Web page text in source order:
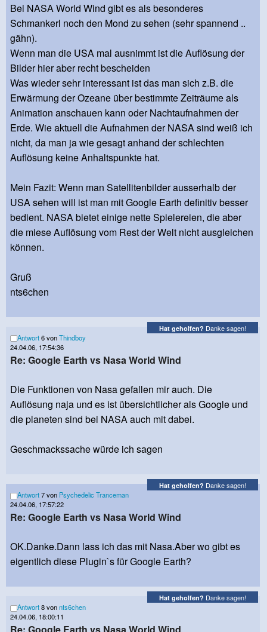
Bei NASA World Wind gibt es als besonderes
Schmankerl noch den Mond zu sehen (sehr spannend ..
gähn).
Wenn man die USA mal ausnimmt ist die Auflösung der
Bilder hier aber recht bescheiden
Was wieder sehr interessant ist das man sich z.B. die
Erwärmung der Ozeane über bestimmte Zeiträume als
Animation anschauen kann oder Nachtaufnahmen der
Erde. Wie aktuell die Aufnahmen der NASA sind weiß ich
nicht, da man ja wie gesagt anhand der schlechten
Auflösung keine Anhaltspunkte hat.
Mein Fazit: Wenn man Satellitenbilder ausserhalb der
USA sehen will ist man mit Google Earth definitiv besser
bedient. NASA bietet einige nette Spielereien, die aber
die miese Auflösung vom Rest der Welt nicht ausgleichen
können.
Gruß
nts6chen
Hat geholfen? Danke sagen!
Antwort6 vonThindboy
24.04.06, 17:54:36
Re: Google Earth vs Nasa World Wind
Die Funktionen von Nasa gefallen mir auch. Die
Auflösung naja und es ist übersichtlicher als Google und
die planeten sind bei NASA auch mit dabei.
Geschmackssache würde ich sagen
Hat geholfen? Danke sagen!
Antwort7 von Psychedelic Tranceman
24.04.06, 17:57:22
Re: Google Earth vs Nasa World Wind
OK.Danke.Dann lass ich das mit Nasa.Aber wo gibt es
eigentlich diese Plugin`s für Google Earth?
Hat geholfen? Danke sagen!
Antwort8 vonnts6chen
24.04.06, 18:00:11